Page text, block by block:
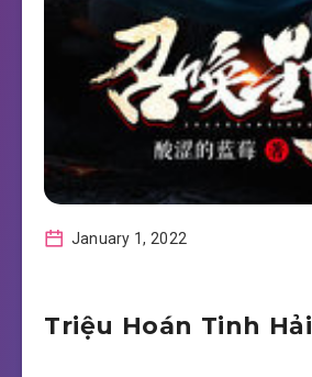
January 1, 2022
Triệu Hoán Tinh Hải